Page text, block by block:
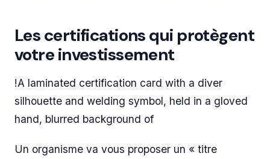
Les certifications qui protègent
votre investissement
!A laminated certification card with a diver
silhouette and welding symbol, held in a gloved
hand, blurred background of
Un organisme va vous proposer un « titre